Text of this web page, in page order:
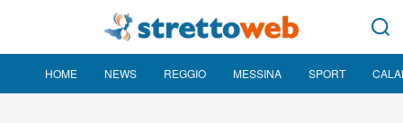
HOME NEWS REGGIO MESSINA SPORT